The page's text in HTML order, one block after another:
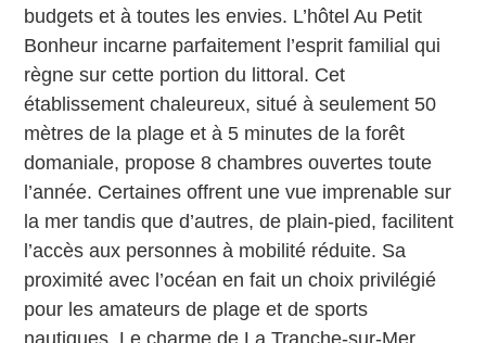
budgets et à toutes les envies. L’hôtel Au Petit
Bonheur incarne parfaitement l’esprit familial qui
règne sur cette portion du littoral. Cet
établissement chaleureux, situé à seulement 50
mètres de la plage et à 5 minutes de la forêt
domaniale, propose 8 chambres ouvertes toute
l’année. Certaines offrent une vue imprenable sur
la mer tandis que d’autres, de plain-pied, facilitent
l’accès aux personnes à mobilité réduite. Sa
proximité avec l’océan en fait un choix privilégié
pour les amateurs de plage et de sports